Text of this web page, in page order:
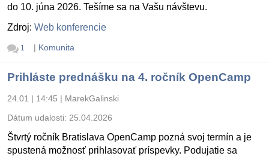
do 10. júna 2026. Tešíme sa na Vašu návštevu.
Zdroj: Web konferencie
1 | Komunita
Prihláste prednášku na 4. ročník OpenCamp
24.01 | 14:45 | MarekGalinski
Dátum udalosti: 25.04.2026
Štvrtý ročník Bratislava OpenCamp pozná svoj termín a je
spustená možnosť prihlasovať príspevky. Podujatie sa